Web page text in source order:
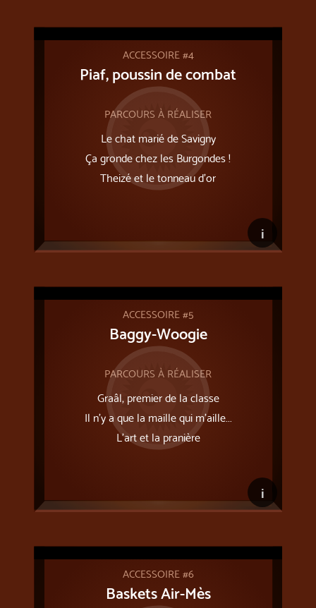
ACCESSOIRE #4
Piaf, poussin de combat
PARCOURS À RÉALISER
Le chat marié de Savigny
Ça gronde chez les Burgondes !
Theizé et le tonneau d’or
i
ACCESSOIRE #5
Baggy-Woogie
PARCOURS À RÉALISER
Graâl, premier de la classe
Il n’y a que la maille qui m’aille...
L'art et la pranière
i
ACCESSOIRE #6
Baskets Air-Mès